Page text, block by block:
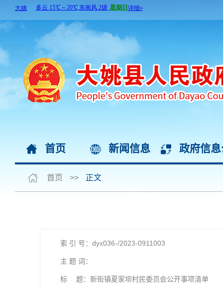
首页 新闻信息 政府信
首页 >> 正文
索 引 号：dyx036-/2023-0911003
主 题 词：
标 题：新街镇夏家坝村民委员会公开事项清单